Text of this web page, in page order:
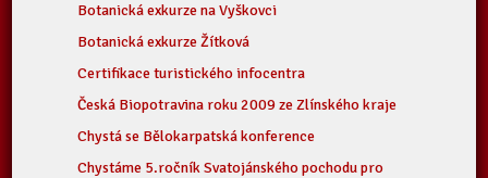
Botanická exkurze na Vyškovci
Botanická exkurze Žítková
Certifikace turistického infocentra
Česká Biopotravina roku 2009 ze Zlínského kraje
Chystá se Bělokarpatská konference
Chystáme 5.ročník Svatojánského pochodu pro